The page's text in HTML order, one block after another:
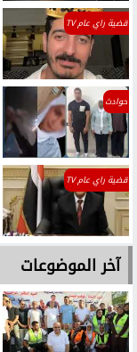
قضية راي عام TV
حوادث
قضية راي عام TV
آخر الموضوعات